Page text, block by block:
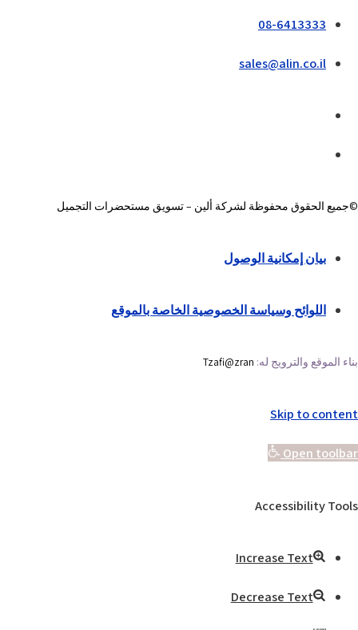
08-6413333
sales@alin.co.il
©جميع الحقوق محفوظة لشركة ألين – تسويق مستحضرات التجميل
بيان إمكانية الوصول
اللوائح وسياسة الخصوصية الخاصة بالموقع
بناء الموقع والترويج له: Tzafi@zran
Skip to content
Open toolbar
Accessibility Tools
Increase Text
Decrease Text